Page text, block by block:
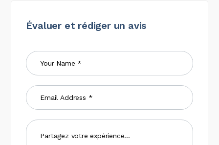
Évaluer et rédiger un avis